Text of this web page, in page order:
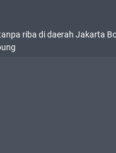
riba di daerah Jakarta